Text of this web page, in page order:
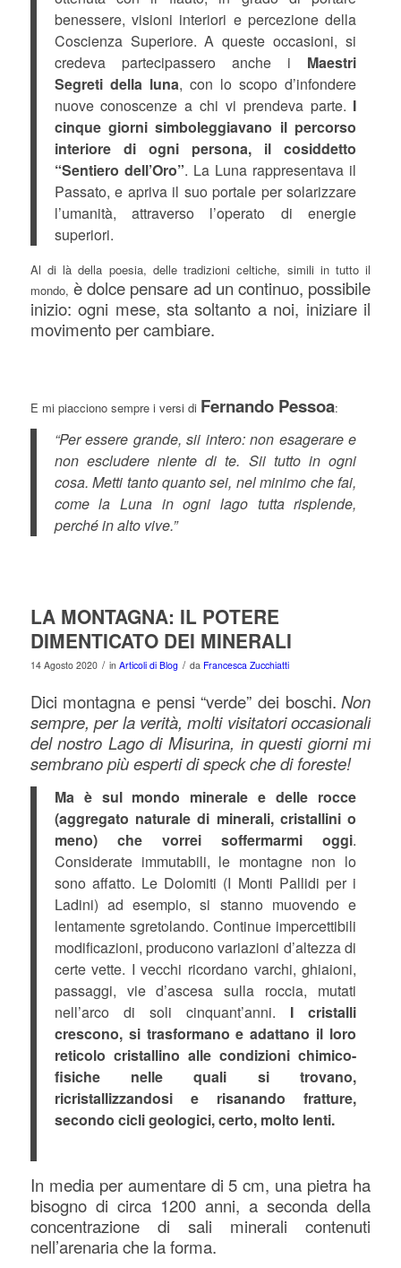
benessere, visioni interiori e percezione della
Coscienza Superiore. A queste occasioni, si
credeva partecipassero anche i Maestri
Segreti della luna, con lo scopo d’infondere
nuove conoscenze a chi vi prendeva parte. I
cinque giorni simboleggiavano il percorso
interiore di ogni persona, il cosiddetto
“Sentiero dell’Oro”. La Luna rappresentava il
Passato, e apriva il suo portale per solarizzare
l’umanità, attraverso l’operato di energie
superiori.
Al di là della poesia, delle tradizioni celtiche, simili in tutto il
mondo, è dolce pensare ad un continuo, possibile
inizio: ogni mese, sta soltanto a noi, iniziare il
movimento per cambiare.
E mi piacciono sempre i versi di Fernando Pessoa:
“Per essere grande, sii intero: non esagerare e
non escludere niente di te. Sii tutto in ogni
cosa. Metti tanto quanto sei, nel minimo che fai,
come la Luna in ogni lago tutta risplende,
perché in alto vive.”
LA MONTAGNA: IL POTERE
DIMENTICATO DEI MINERALI
14 Agosto 2020 / in Articoli di Blog / da Francesca Zucchiatti
Dici montagna e pensi “verde” dei boschi. Non
sempre, per la verità, molti visitatori occasionali
del nostro Lago di Misurina, in questi giorni mi
sembrano più esperti di speck che di foreste!
Ma è sul mondo minerale e delle rocce
(aggregato naturale di minerali, cristallini o
meno) che vorrei soffermarmi oggi.
Considerate immutabili, le montagne non lo
sono affatto. Le Dolomiti (I Monti Pallidi per i
Ladini) ad esempio, si stanno muovendo e
lentamente sgretolando. Continue impercettibili
modificazioni, producono variazioni d’altezza di
certe vette. I vecchi ricordano varchi, ghiaioni,
passaggi, vie d’ascesa sulla roccia, mutati
nell’arco di soli cinquant’anni. I cristalli
crescono, si trasformano e adattano il loro
reticolo cristallino alle condizioni chimico-
fisiche nelle quali si trovano,
ricristallizzandosi e risanando fratture,
secondo cicli geologici, certo, molto lenti.
In media per aumentare di 5 cm, una pietra ha
bisogno di circa 1200 anni, a seconda della
concentrazione di sali minerali contenuti
nell’arenaria che la forma.